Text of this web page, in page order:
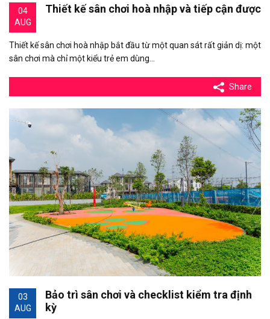
04
AUG
Thiết kế sân chơi hoà nhập và tiếp cận được
Thiết kế sân chơi hoà nhập bắt đầu từ một quan sát rất giản dị: một
sân chơi mà chỉ một kiểu trẻ em dùng…
Share
03
AUG
Bảo trì sân chơi và checklist kiểm tra định
kỳ